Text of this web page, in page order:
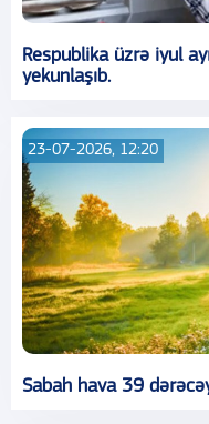
Respublika üzrə iyul
yekunlaşıb.
23-07-2026, 12:20
Sabah hava 39